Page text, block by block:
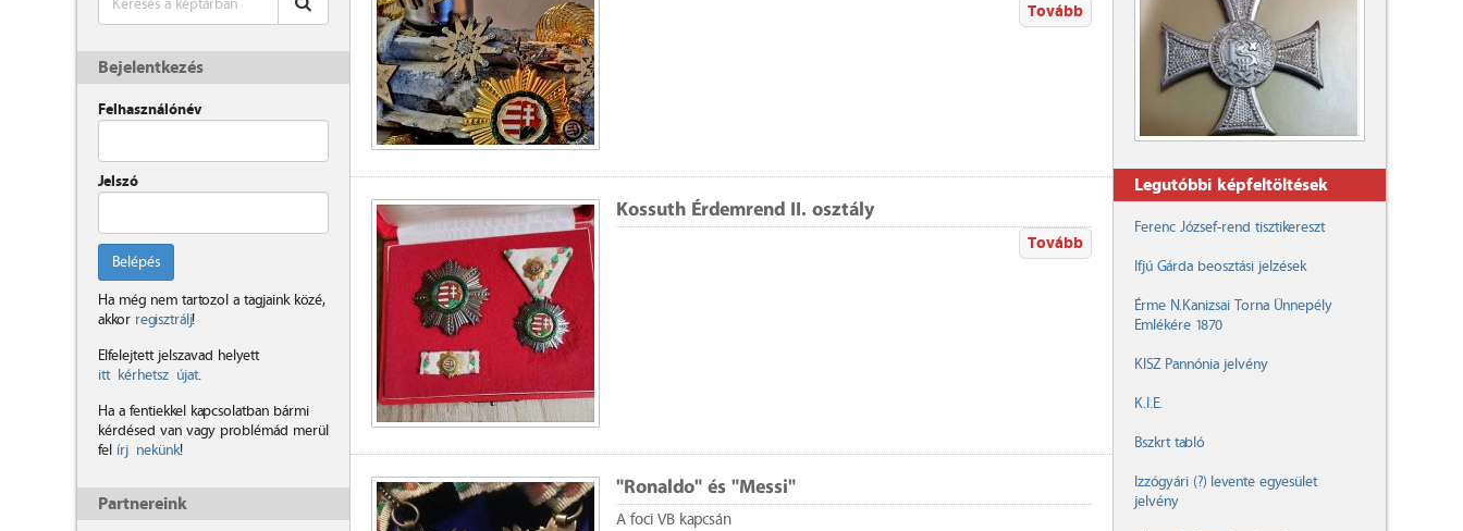
Bejelentkezés
Felhasználónév
Jelszó
Belépés
Ha még nem tartozol a tagjaink közé,
akkor regisztrálj!
Elfelejtett jelszavad helyett
itt kérhetsz újat.
Ha a fentiekkel kapcsolatban bármi
kérdésed van vagy problémád merül
fel írj nekünk!
Partnereink
Tovább
Kossuth Érdemrend II. osztály
Tovább
"Ronaldo" és "Messi"
A foci VB kapcsán
Legutóbbi képfeltöltések
Ferenc József-rend tisztikereszt
Ifjú Gárda beosztási jelzések
Érme N.Kanizsai Torna Ünnepély
Emlékére 1870
KISZ Pannónia jelvény
K.I.E.
Bszkrt tabló
Izzógyári (?) levente egyesület
jelvény